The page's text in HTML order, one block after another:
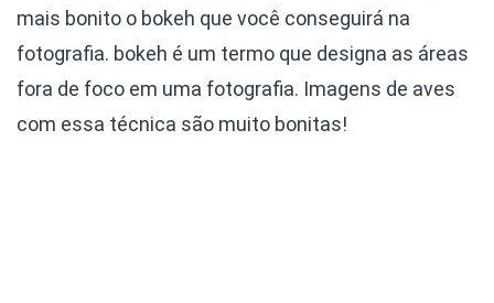
mais bonito o bokeh que você conseguirá na
fotografia. bokeh é um termo que designa as áreas
fora de foco em uma fotografia. Imagens de aves
com essa técnica são muito bonitas!